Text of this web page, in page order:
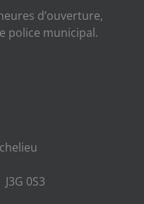
d’ouverture,
police municipal.
0S3